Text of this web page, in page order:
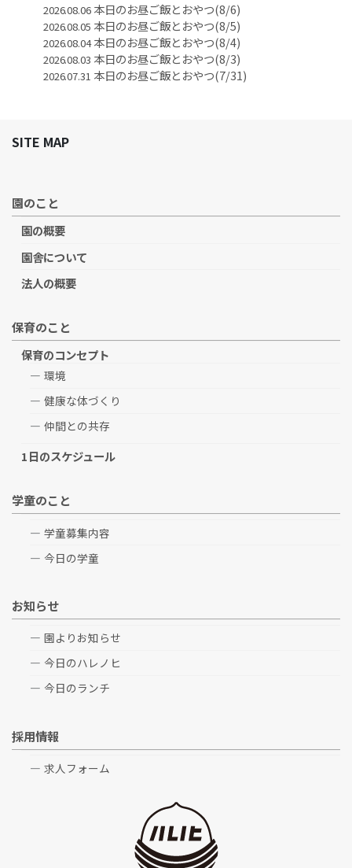
2026.08.06本日のお昼ご飯とおやつ(8/6)
2026.08.05 本日のお昼ご飯とおやつ(8/5)
2026.08.04本日のお昼ご飯とおやつ(8/4)
2026.08.03 本日のお昼ご飯とおやつ(8/3)
2026.07.31 本日のお昼ご飯とおやつ(7/31)
SITE MAP
園のこと
園の概要
園舎について
法人の概要
保育のこと
保育のコンセプト
環境
健康な体づくり
仲間との共存
1日のスケジュール
学童のこと
学童募集内容
今日の学童
お知らせ
園よりお知らせ
今日のハレノヒ
今日のランチ
採用情報
求人フォーム